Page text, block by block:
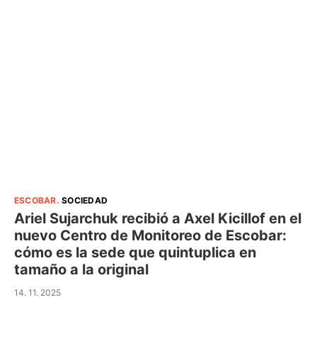
ESCOBAR.SOCIEDAD
Ariel Sujarchuk recibió a Axel Kicillof en el
nuevo Centro de Monitoreo de Escobar:
cómo es la sede que quintuplica en
tamaño a la original
14. 11. 2025